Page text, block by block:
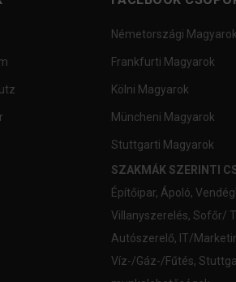
Németországi Magyarok
Frankfurti Magyarok
Kölni Magyarok
Müncheni Magyarok
Stuttgarti Magyarok
SZAKMÁK SZERINTI
Építőipar, Ápoló,
Villanyszerelés, Sofőr/
Autószerelő, IT/
Víz-/Gáz-/Fűtés,